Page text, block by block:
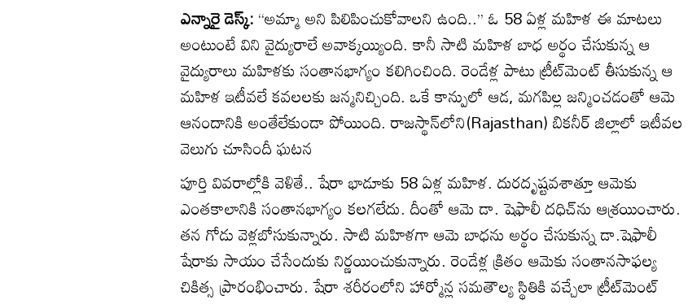
ఎన్నారై డెస్క్:‘‘అమ్మా అని పిలిపించుకోవాలని ఉంది..’’ ఓ 58 ఏళ్ల మహిళ ఈ మాటలు
అంటుంటే విని వైద్యురాలే అవాక్కయ్యింది. కానీ సాటి మహిళ బాధ అర్థం చేసుకున్న ఆ
వైద్యురాలు మహిళకు సంతానభాగ్యం కలిగించింది. రెండేళ్ల పాటు ట్రీట్‌మెంట్ తీసుకున్న ఆ
మహిళ ఇటీవలే కవలలకు జన్మనిచ్చింది. ఒకే కాన్పులో ఆడ, మగపిల్ల జన్మించడంతో ఆమె
ఆనందానికి అంతేలేకుండా పోయింది. రాజస్థాన్‌లోని(Rajasthan) బికనీర్ జిల్లాలో ఇటీవల
వెలుగు చూసిందీ ఘటన
పూర్తి వివరాల్లోకి వెళితే.. షేరా భాడూకు 58 ఏళ్ల మహిళ. దురదృష్టవశాత్తూ ఆమెకు
ఎంతకాలానికి సంతానభాగ్యం కలగలేదు. దీంతో ఆమె డా. షెఫాలీ దధిచ్‌ను ఆశ్రయించారు.
తన గోడు వెళ్లబోసుకున్నారు. సాటి మహిళగా ఆమె బాధను అర్థం చేసుకున్న డా.షెఫాలీ
షేరాకు సాయం చేసేందుకు నిర్ణయించుకున్నారు. రెండేళ్ల క్రితం ఆమెకు సంతానసాఫల్య
చికిత్స ప్రారంభించారు. షేరా శరీరంలోని హార్మోన్ల సమతౌల్య స్థితికి వచ్చేలా ట్రీట్‌మెంట్